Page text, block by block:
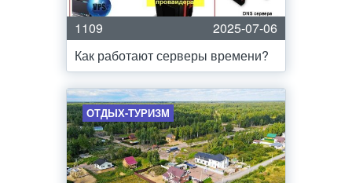
1109
2025-07-06
Как работают серверы времени?
ОТДЫХ-ТУРИЗМ